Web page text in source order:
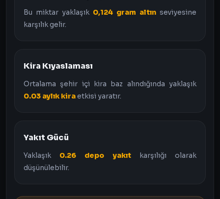
Bu miktar yaklaşık 0,124 gram altın seviyesine
karşılık gelir.
Kira Kıyaslaması
Ortalama şehir içi kira baz alındığında yaklaşık
0.03 aylık kiraetkisi yaratır.
Yakıt Gücü
Yaklaşık 0.26 depo yakıtkarşılığı olarak
düşünülebilir.